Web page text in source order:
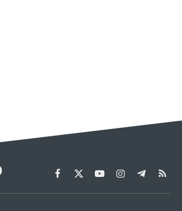
Facebook
X
(Twitter)
YouTubeInstagram
Telegram
RSS